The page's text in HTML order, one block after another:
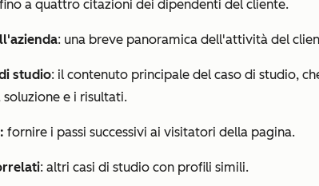
fino a quattro citazioni dei dipendenti del cliente.
: una breve panoramica dell'attività del
studio: il contenuto principale del caso di studio,
e i risultati.
fornire i passi successivi ai visitatori della pagina.
: altri casi di studio con profili simili.